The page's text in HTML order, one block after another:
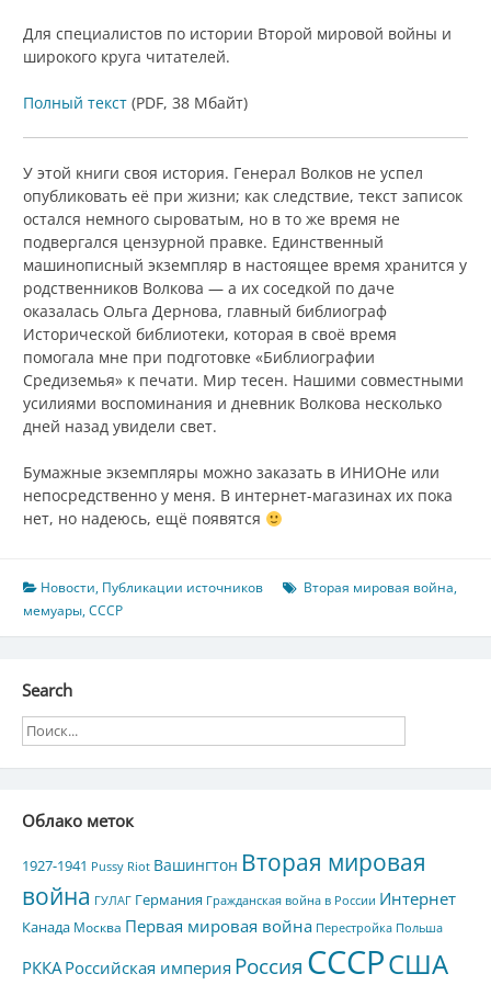
Для специалистов по истории Второй мировой войны и
широкого круга читателей.
Полный текст (PDF, 38 Мбайт)
У этой книги своя история. Генерал Волков не успел
опубликовать её при жизни; как следствие, текст записок
остался немного сыроватым, но в то же время не
подвергался цензурной правке. Единственный
машинописный экземпляр в настоящее время хранится у
родственников Волкова — а их соседкой по даче
оказалась Ольга Дернова, главный библиограф
Исторической библиотеки, которая в своё время
помогала мне при подготовке «Библиографии
Средиземья» к печати. Мир тесен. Нашими совместными
усилиями воспоминания и дневник Волкова несколько
дней назад увидели свет.
Бумажные экземпляры можно заказать в ИНИОНе или
непосредственно у меня. В интернет-магазинах их пока
нет, но надеюсь, ещё появятся
Новости, Публикации источников Вторая мировая война,
мемуары,СССР
Search
Облако меток
1927-1941 Pussy Riot Вашингтон Вторая мировая
война ГУЛАГ Германия Гражданская война в России Интернет
Канада Москва Первая мировая война Перестройка Польша
РККА Российская империя Россия СССРСША